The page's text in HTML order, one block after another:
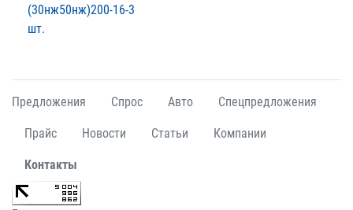
(30нж50нж)200-16-3
шт.
Предложения Спрос Авто Спецпредложения
Прайс Новости Статьи Компании
Контакты